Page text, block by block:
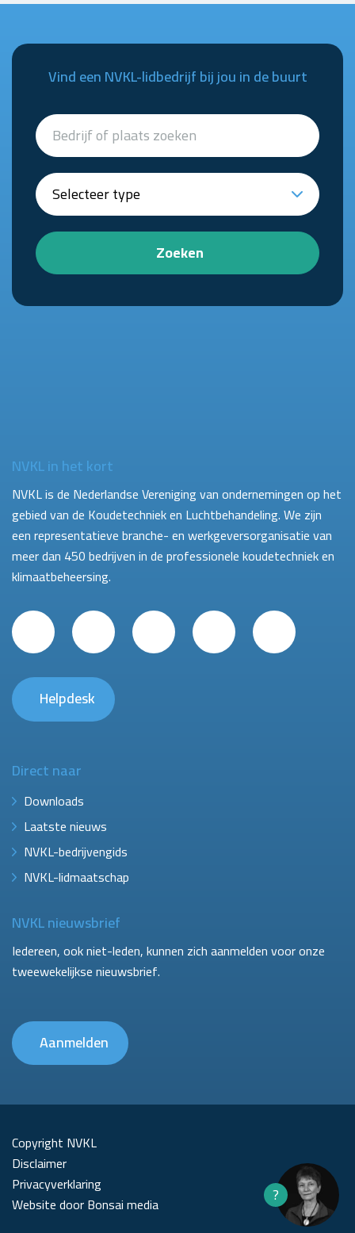
Vind een NVKL-lidbedrijf bij jou in de buurt
Zoeken
NVKL in het kort
NVKL is de Nederlandse Vereniging van ondernemingen op het
gebied van de Koudetechniek en Luchtbehandeling. We zijn
een representatieve branche- en werkgeversorganisatie van
meer dan 450 bedrijven in de professionele koudetechniek en
klimaatbeheersing.
Helpdesk
Direct naar
Downloads
Laatste nieuws
NVKL-bedrijvengids
NVKL-lidmaatschap
NVKL nieuwsbrief
Iedereen, ook niet-leden, kunnen zich aanmelden voor onze
tweewekelijkse nieuwsbrief.
Aanmelden
Copyright NVKL
Disclaimer
Privacyverklaring
Website door Bonsai media
?